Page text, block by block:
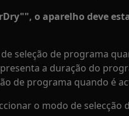
o aparelho deve
seleção de programa
a duração do
de programa quando é
o modo de selecção